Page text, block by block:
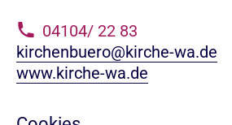
04104/ 22 83
kirchenbuero@kirche-wa.de
www.kirche-wa.de